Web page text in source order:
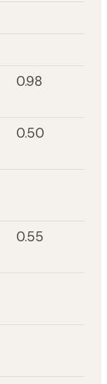
0.98
0.50
0.55